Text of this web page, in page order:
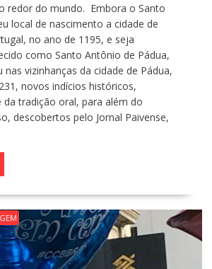
redor do mundo. Embora o Santo
local de nascimento a cidade de
no ano de 1195, e seja
como Santo Antônio de Pádua,
vizinhanças da cidade de Pádua,
novos indícios históricos,
da tradição oral, para além do
descobertos pelo Jornal Paivense,